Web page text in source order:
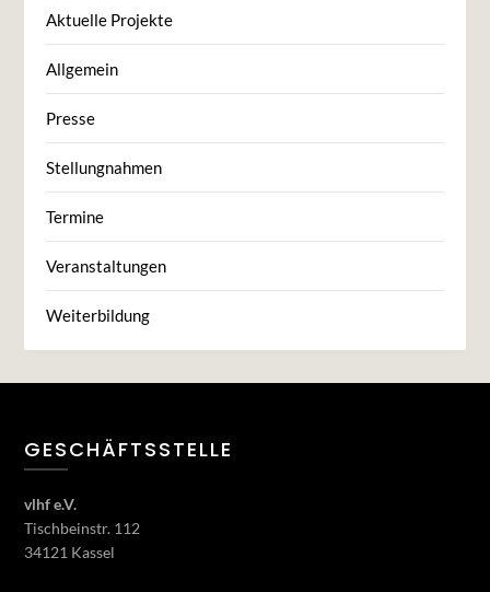
Aktuelle Projekte
Allgemein
Presse
Stellungnahmen
Termine
Veranstaltungen
Weiterbildung
GESCHÄFTSSTELLE
vlhf e.V.
Tischbeinstr. 112
34121 Kassel